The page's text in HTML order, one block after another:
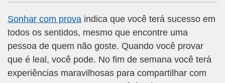
Sonhar com prova indica que você terá sucesso em
todos os sentidos, mesmo que encontre uma
pessoa de quem não goste. Quando você provar
que é leal, você pode. No fim de semana você terá
experiências maravilhosas para compartilhar com